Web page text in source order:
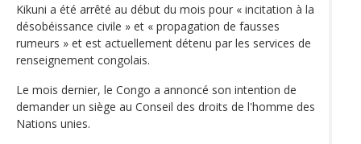
Kikuni a été arrêté au début du mois pour « incitation à la
désobéissance civile » et « propagation de fausses
rumeurs » et est actuellement détenu par les services de
renseignement congolais.
Le mois dernier, le Congo a annoncé son intention de
demander un siège au Conseil des droits de l'homme des
Nations unies.